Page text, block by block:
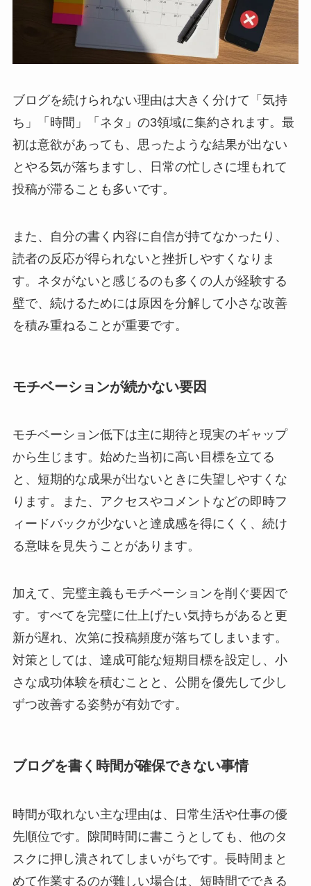
ブログを続けられない理由は大きく分けて「気持
ち」「時間」「ネタ」の3領域に集約されます。最
初は意欲があっても、思ったような結果が出ない
とやる気が落ちますし、日常の忙しさに埋もれて
投稿が滞ることも多いです。
また、自分の書く内容に自信が持てなかったり、
読者の反応が得られないと挫折しやすくなりま
す。ネタがないと感じるのも多くの人が経験する
壁で、続けるためには原因を分解して小さな改善
を積み重ねることが重要です。
モチベーションが続かない要因
モチベーション低下は主に期待と現実のギャップ
から生じます。始めた当初に高い目標を立てる
と、短期的な成果が出ないときに失望しやすくな
ります。また、アクセスやコメントなどの即時フ
ィードバックが少ないと達成感を得にくく、続け
る意味を見失うことがあります。
加えて、完璧主義もモチベーションを削ぐ要因で
す。すべてを完璧に仕上げたい気持ちがあると更
新が遅れ、次第に投稿頻度が落ちてしまいます。
対策としては、達成可能な短期目標を設定し、小
さな成功体験を積むことと、公開を優先して少し
ずつ改善する姿勢が有効です。
ブログを書く時間が確保できない事情
時間が取れない主な理由は、日常生活や仕事の優
先順位です。隙間時間に書こうとしても、他のタ
スクに押し潰されてしまいがちです。長時間まと
めて作業するのが難しい場合は、短時間でできる